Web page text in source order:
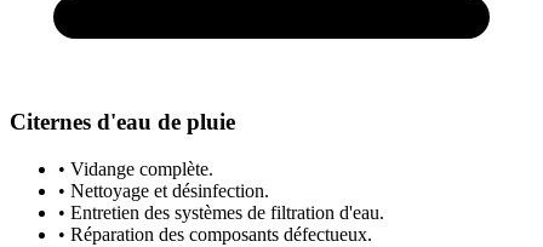
Citernes d'eau de pluie
• Vidange complète.
• Nettoyage et désinfection.
• Entretien des systèmes de filtration d'eau.
• Réparation des composants défectueux.